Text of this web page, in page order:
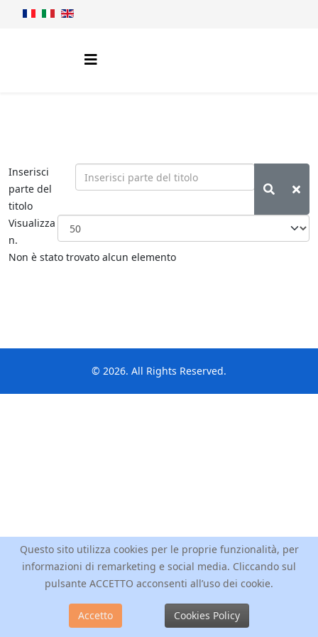
Inserisci
parte del
titolo
Visualizza
n.
Non è stato trovato alcun elemento
© 2026. All Rights Reserved.
Questo sito utilizza cookies per le proprie funzionalità, per
informazioni di remarketing e social media. Cliccando sul
pulsante ACCETTO acconsenti all’uso dei cookie.
Accetto Cookies Policy